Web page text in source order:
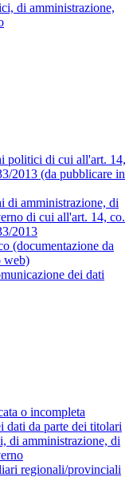
di amministrazione,
politici di cui all'art. 14,
2013 (da pubblicare in
di amministrazione, di
di cui all'art. 14, co.
2013
(documentazione da
web)
dei dati
o incompleta
dati da parte dei titolari
di amministrazione, di
regionali/provinciali